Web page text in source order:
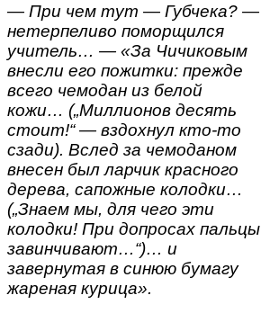
— При чем тут — Губчека? —
нетерпеливо поморщился
учитель… — «За Чичиковым
внесли его пожитки: прежде
всего чемодан из белой
кожи… („Миллионов десять
стоит!“ — вздохнул кто-то
сзади). Вслед за чемоданом
внесен был ларчик красного
дерева, сапожные колодки…
(„Знаем мы, для чего эти
колодки! При допросах пальцы
завинчивают…“)… и
завернутая в синюю бумагу
жареная курица».